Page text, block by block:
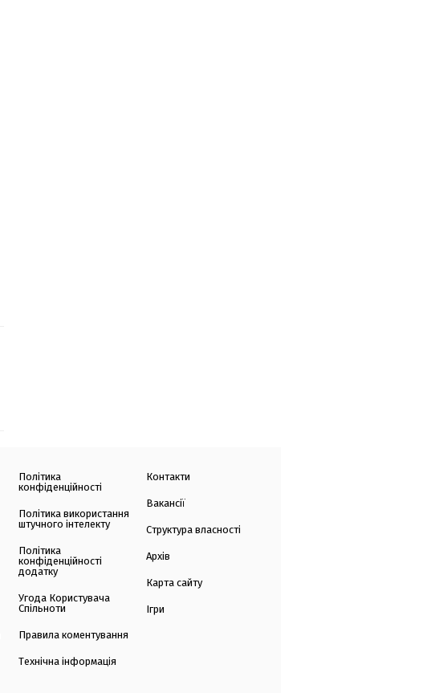
Політика
конфіденційності
Політика використання
штучного інтелекту
Політика
конфіденційності
додатку
Угода Користувача
Спільноти
Правила коментування
Технічна інформація
Контакти
Вакансії
Структура власності
Архів
Карта сайту
Ігри